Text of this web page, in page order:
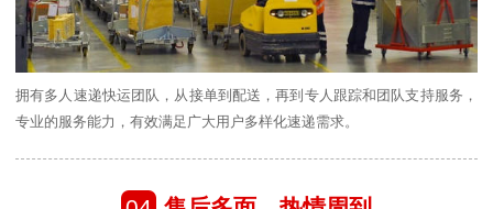
拥有多人速递快运团队，从接单到配送，再到专人跟踪和团队支持服务，
专业的服务能力，有效满足广大用户多样化速递需求。